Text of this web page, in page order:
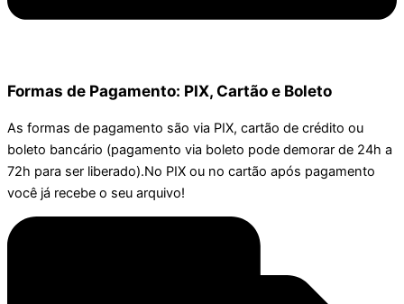
Formas de Pagamento: PIX, Cartão e Boleto
As formas de pagamento são via PIX, cartão de crédito ou
boleto bancário (pagamento via boleto pode demorar de 24h a
72h para ser liberado).No PIX ou no cartão após pagamento
você já recebe o seu arquivo!